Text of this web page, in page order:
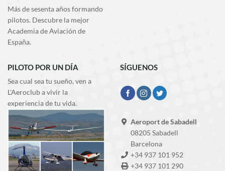
Más de sesenta años formando
pilotos. Descubre la mejor
Academia de Aviación de
España.
PILOTO POR UN DÍA
Sea cual sea tu sueño, ven a
L'Aeroclub a vivir la
experiencia de tu vida.
SÍGUENOS
Aeroport de Sabadell
08205 Sabadell
Barcelona
+34 937 101 952
+34 937 101 290